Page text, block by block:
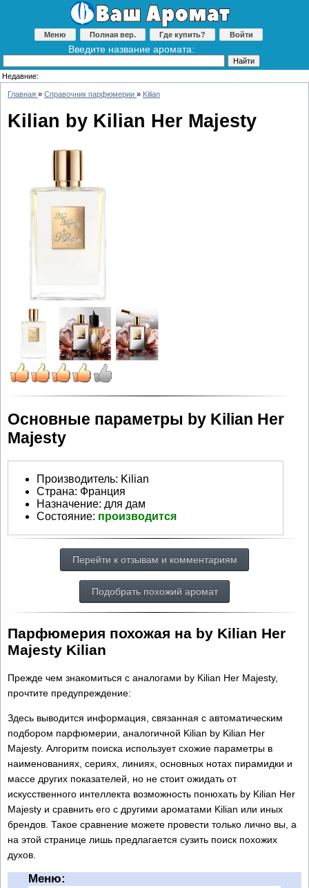
Меню Полная вер. Где купить? Войти
Введите название аромата:
Недавние:
Главная » Справочник парфюмерии » Kilian
Kilian by Kilian Her Majesty
Основные параметры by Kilian Her
Majesty
Производитель: Kilian
Страна: Франция
Назначение: для дам
Состояние: производится
Перейти к отзывам и комментариям
Подобрать похожий аромат
Парфюмерия похожая на by Kilian Her
Majesty Kilian
Прежде чем знакомиться с аналогами by Kilian Her Majesty,
прочтите предупреждение:
Здесь выводится информация, связанная с автоматическим
подбором парфюмерии, аналогичной Kilian by Kilian Her
Majesty. Алгоритм поиска использует схожие параметры в
наименованиях, сериях, линиях, основных нотах пирамидки и
массе других показателей, но не стоит ожидать от
искусственного интеллекта возможность понюхать by Kilian Her
Majesty и сравнить его с другими ароматами Kilian или иных
брендов. Такое сравнение можете провести только лично вы, а
на этой странице лишь предлагается сузить поиск похожих
духов.
Меню: